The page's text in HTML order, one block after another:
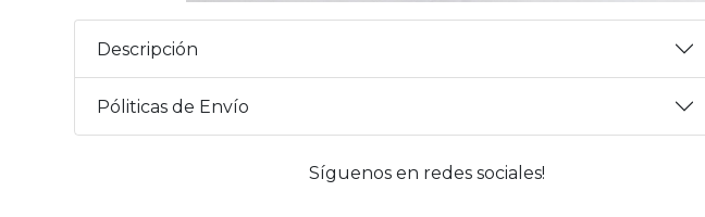
Descripción
Póliticas de Envío
Síguenos en redes sociales!